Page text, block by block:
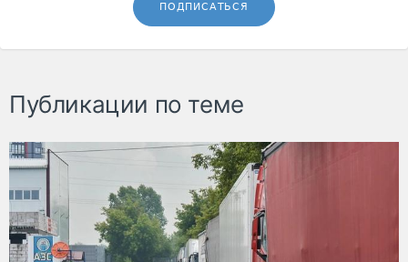
ПОДПИСАТЬСЯ
Публикации по теме